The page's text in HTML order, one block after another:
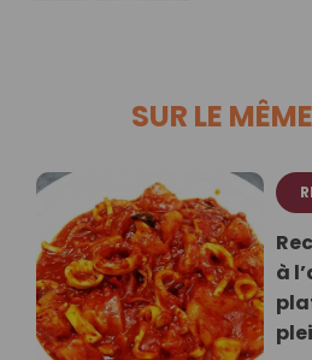
SUR LE
à